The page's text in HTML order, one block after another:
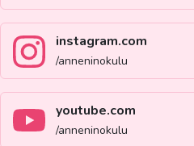
instagram.com
/anneninokulu
youtube.com
/anneninokulu